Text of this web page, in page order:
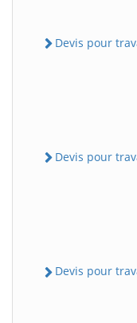
Devis pour
Devis pour
Devis pour